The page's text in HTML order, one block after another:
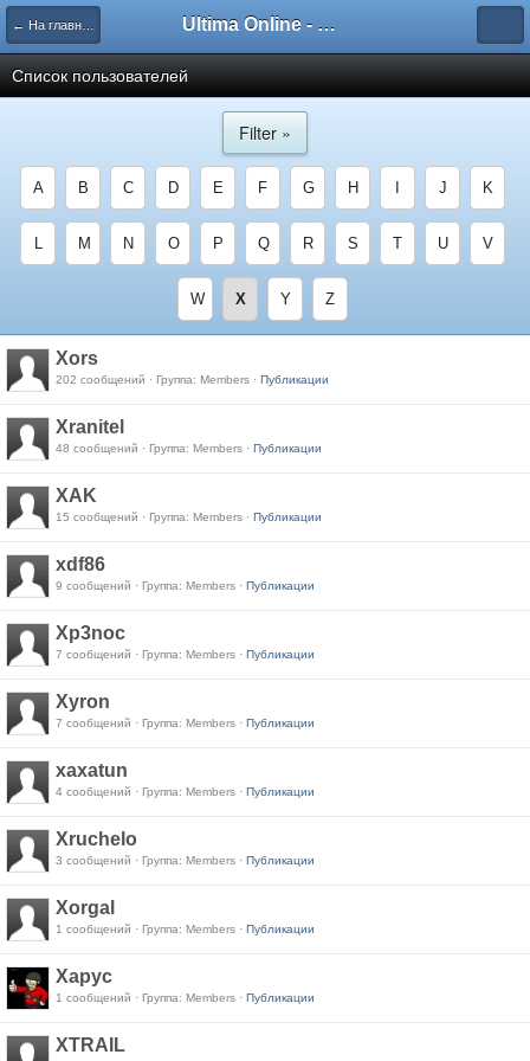
← На главную Ultima Online - Форум Русского сообщества игры
Список пользователей
Filter »
A B C D E F G H J K
L M N O P Q R S T U V
W X Y Z
Xors
202 сообщений · Группа: Members · Публикации
Xranitel
48 сообщений · Группа: Members · Публикации
XAK
15 сообщений · Группа: Members · Публикации
xdf86
9 сообщений · Группа: Members · Публикации
Xp3noc
7 сообщений · Группа: Members · Публикации
Xyron
7 сообщений · Группа: Members · Публикации
xaxatun
4 сообщений · Группа: Members · Публикации
Xruchelo
3 сообщений · Группа: Members · Публикации
Xorgal
1 сообщений · Группа: Members · Публикации
Xapyc
1 сообщений · Группа: Members · Публикации
XTRAIL